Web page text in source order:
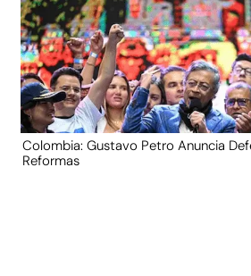
Colombia: Gustavo Petro Anuncia
Reformas